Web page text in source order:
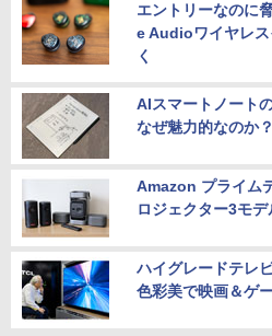
エントリーなのに
e Audioワイヤレ
く
AIスマートノート
なぜ魅力的なのか？
Amazon プライム
ロジェクター3モ
ハイグレードテレ
色彩美で映画＆ゲ